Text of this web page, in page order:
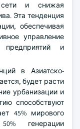
сети и снижая
Эта тенденция
обеспечивая
управление
и
в Азиатско-
будет расти
урбанизации и
способствуют
45% мирового
генерации